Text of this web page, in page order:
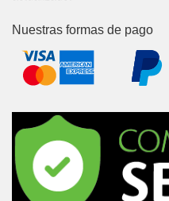
Nuestras formas de pago